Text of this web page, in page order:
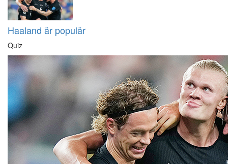
Haaland är populär
Quiz